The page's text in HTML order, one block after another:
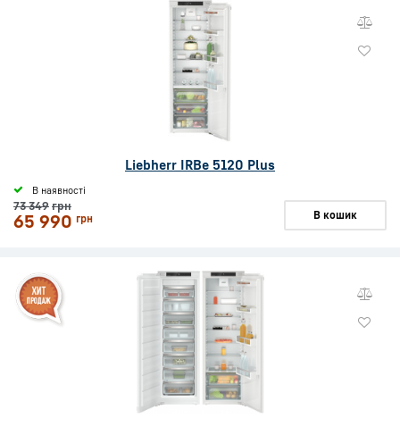
Liebherr IRBe 5120 Plus
В наявності
73 349грн
65 990 грн В кошик